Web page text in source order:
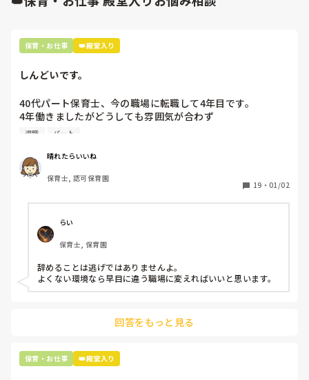
出来るのでしょうか？
ご自分の体調を整えてくださいね。
保育・お仕事 👑殿堂入り
しんどいです。
40代パート保育士、今の職場に転職して4年目です。
4年働きましたがどうしても雰囲気が合わず
退職しようと思っています。
周りの職員は、勤続10年以上から何十年という先生がほとん
どです。
保護者子どもの愚痴悪口が多く、
今で言う不適切保育も
仕方ないよね
もう何も言わずに
子どもの言いなりになればいいんだね
などいう意見で…
上の先生に相談することは難しそうです。
最後の職場にしようと思っていましたが
辞めることは逃げ、と、過去辞めた人も何年も言われ続けて
います
退職 パート
晴れたらいいね
保育士, 認可保育園
19 ・ 01/02
らい
保育士, 保育園
辞めることは逃げではありませんよ。
よくない環境なら早目に違う職場に変えればいいと思います。
回答をもっと見る
保育・お仕事 👑殿堂入り